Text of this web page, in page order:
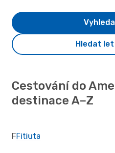
Hledat
Cestování do
destinace A–Z
FFitiuta